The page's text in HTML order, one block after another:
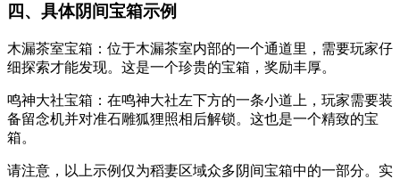
四、具体阴间宝箱示例
木漏茶室宝箱：位于木漏茶室内部的一个通道里，需要玩家仔
细探索才能发现。这是一个珍贵的宝箱，奖励丰厚。
鸣神大社宝箱：在鸣神大社左下方的一条小道上，玩家需要装
备留念机并对准石雕狐狸照相后解锁。这也是一个精致的宝
箱。
请注意，以上示例仅为稻妻区域众多阴间宝箱中的一部分。实